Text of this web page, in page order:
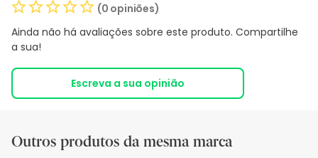
(0 opiniões)
Ainda não há avaliações sobre este produto. Compartilhe
a sua!
Escreva a sua opinião
Outros produtos da mesma marca